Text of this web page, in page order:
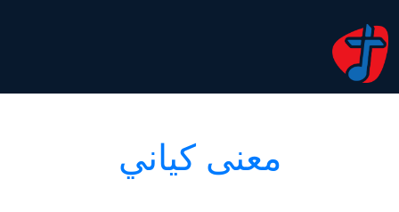
معنى كياني